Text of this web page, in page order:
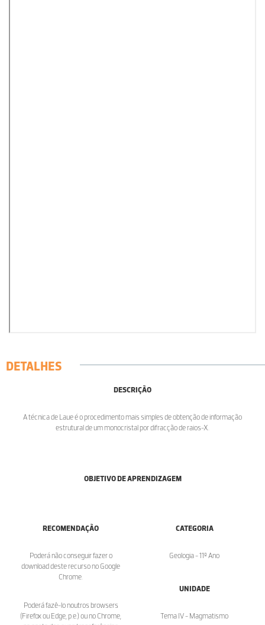
DETALHES
DESCRIÇÃO
A técnica de Laue é o procedimento mais simples de obtenção de informação
estrutural de um monocristal por difracção de raios-X.
OBJETIVO DE APRENDIZAGEM
RECOMENDAÇÃO
Poderá não conseguir fazer o
download deste recurso no Google
Chrome.
Poderá fazê-lo noutros browsers
(Firefox ou Edge, p.e.) ou no Chrome,
CATEGORIA
Geologia - 11º Ano
UNIDADE
Tema IV - Magmatismo